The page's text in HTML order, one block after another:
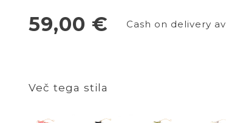
59,00 € Cash on delivery
Več tega stila